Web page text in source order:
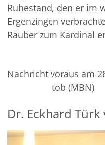
Ruhestand, den er im
Ergenzingen
Rauber zum Kardinal
Nachricht
tob (MBN)
Dr. Eckhard